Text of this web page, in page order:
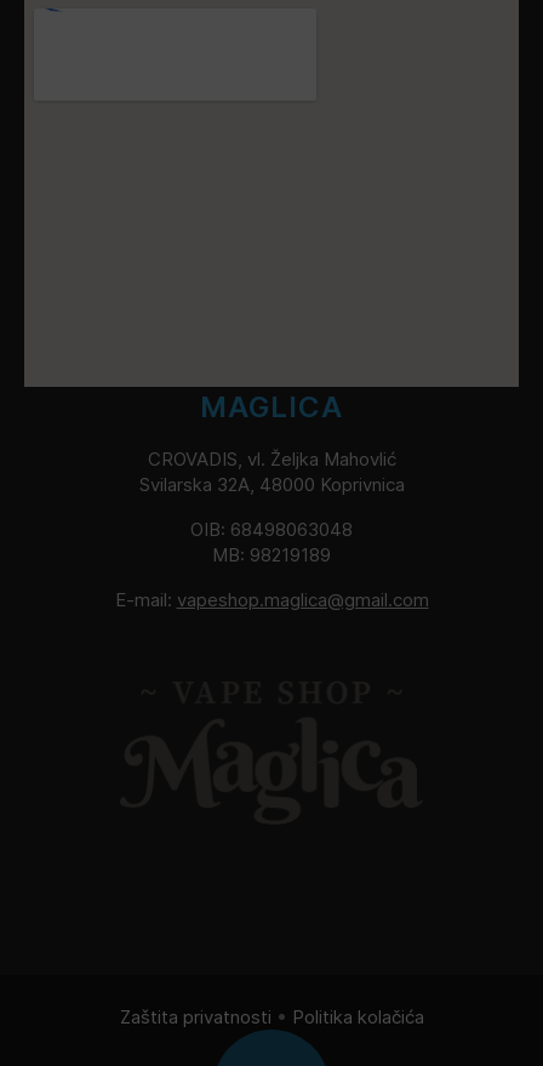
MAGLICA
CROVADIS, vl. Željka Mahovlić
Svilarska 32A, 48000 Koprivnica
OIB: 68498063048
MB: 98219189
E-mail: vapeshop.maglica@gmail.com
Zaštita privatnosti • Politika kolačića